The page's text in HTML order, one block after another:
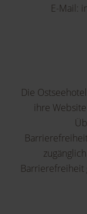
E-Mail:
Die
ihre
Barrierefreiheit